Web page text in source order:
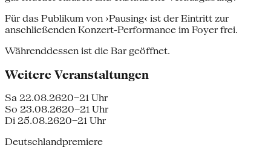
Für das Publikum von ›Pausing‹ ist der Eintritt zur
anschließenden Konzert-Performance im Foyer frei.
Währenddessen ist die Bar geöffnet.
Weitere Veranstaltungen
Sa 22.08.2620–21 Uhr
So 23.08.2620–21 Uhr
Di 25.08.2620–21 Uhr
Deutschlandpremiere